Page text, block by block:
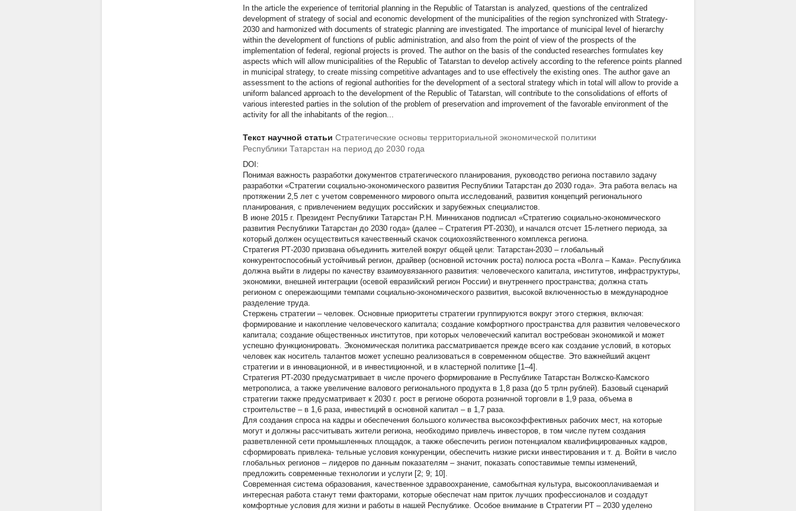
In the article the experience of territorial planning in the Republic of Tatarstan is analyzed, questions of the centralized
development of strategy of social and economic development of the municipalities of the region synchronized with Strategy-
2030 and harmonized with documents of strategic planning are investigated. The importance of municipal level of hierarchy
within the development of functions of public administration, and also from the point of view of the prospects of the
implementation of federal, regional projects is proved. The author on the basis of the conducted researches formulates key
aspects which will allow municipalities of the Republic of Tatarstan to develop actively according to the reference points planned
in municipal strategy, to create missing competitive advantages and to use effectively the existing ones. The author gave an
assessment to the actions of regional authorities for the development of a sectoral strategy which in total will allow to provide a
uniform balanced approach to the development of the Republic of Tatarstan, will contribute to the consolidations of efforts of
various interested parties in the solution of the problem of preservation and improvement of the favorable environment of the
activity for all the inhabitants of the region...
Текст научной статьи Стратегические основы территориальной экономической политики
Республики Татарстан на период до 2030 года
DOI:
Понимая важность разработки документов стратегического планирования, руководство региона поставило задачу
разработки «Стратегии социально-экономического развития Республики Татарстан до 2030 года». Эта работа велась на
протяжении 2,5 лет с учетом современного мирового опыта исследований, развития концепций регионального
планирования, с привлечением ведущих российских и зарубежных специалистов.
В июне 2015 г. Президент Республики Татарстан Р.Н. Минниханов подписал «Стратегию социально-экономического
развития Республики Татарстан до 2030 года» (далее – Стратегия РТ-2030), и начался отсчет 15-летнего периода, за
который должен осуществиться качественный скачок социохозяйственного комплекса региона.
Стратегия РТ-2030 призвана объединить жителей вокруг общей цели: Татарстан-2030 – глобальный
конкурентоспособный устойчивый регион, драйвер (основной источник роста) полюса роста «Волга – Кама». Республика
должна выйти в лидеры по качеству взаимоувязанного развития: человеческого капитала, институтов, инфраструктуры,
экономики, внешней интеграции (осевой евразийский регион России) и внутреннего пространства; должна стать
регионом с опережающими темпами социально-экономического развития, высокой включенностью в международное
разделение труда.
Стержень стратегии – человек. Основные приоритеты стратегии группируются вокруг этого стержня, включая:
формирование и накопление человеческого капитала; создание комфортного пространства для развития человеческого
капитала; создание общественных институтов, при которых человеческий капитал востребован экономикой и может
успешно функционировать. Экономическая политика рассматривается прежде всего как создание условий, в которых
человек как носитель талантов может успешно реализоваться в современном обществе. Это важнейший акцент
стратегии и в инновационной, и в инвестиционной, и в кластерной политике [1–4].
Стратегия РТ-2030 предусматривает в числе прочего формирование в Республике Татарстан Волжско-Камского
метрополиса, а также увеличение валового регионального продукта в 1,8 раза (до 5 трлн рублей). Базовый сценарий
стратегии также предусматривает к 2030 г. рост в регионе оборота розничной торговли в 1,9 раза, объема в
строительстве – в 1,6 раза, инвестиций в основной капитал – в 1,7 раза.
Для создания спроса на кадры и обеспечения большого количества высокоэффективных рабочих мест, на которые
могут и должны рассчитывать жители региона, необходимо привлечь инвесторов, в том числе путем создания
разветвленной сети промышленных площадок, а также обеспечить регион потенциалом квалифицированных кадров,
сформировать привлека- тельные условия конкуренции, обеспечить низкие риски инвестирования и т. д. Войти в число
глобальных регионов – лидеров по данным показателям – значит, показать сопоставимые темпы изменений,
предложить современные технологии и услуги [2; 9; 10].
Современная система образования, качественное здравоохранение, самобытная культура, высокооплачиваемая и
интересная работа станут теми факторами, которые обеспечат нам приток лучших профессионалов и создадут
комфортные условия для жизни и работы в нашей Республике. Особое внимание в Стратегии РТ – 2030 уделено